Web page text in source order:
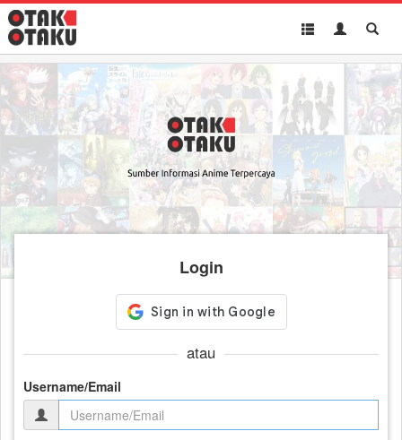
Toggle
Toggle
Login
atau
Username/Email